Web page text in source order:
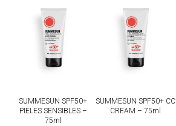
SUMMESUN SPF50+
PIELES SENSIBLES –
75ml
SUMMESUN SPF50+ CC
CREAM – 75ml